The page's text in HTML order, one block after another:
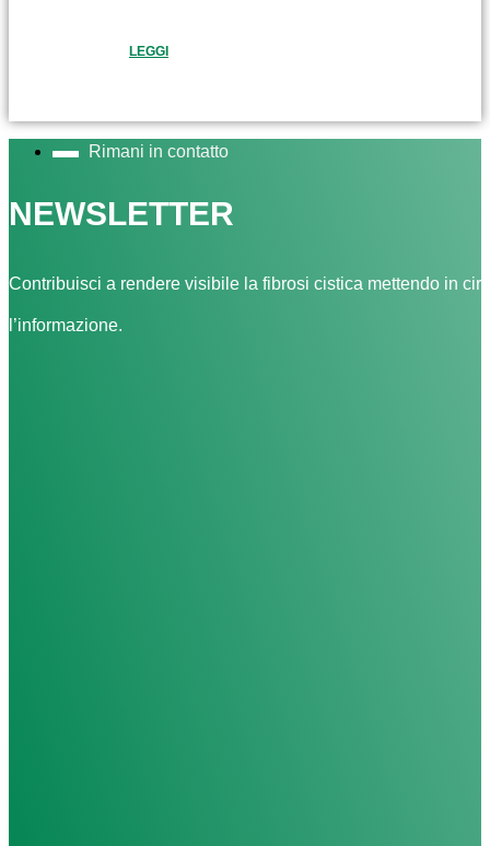
LEGGI
Rimani in contatto
NEWSLETTER
Contribuisci a rendere visibile la fibrosi cistica mettendo in
l’informazione.